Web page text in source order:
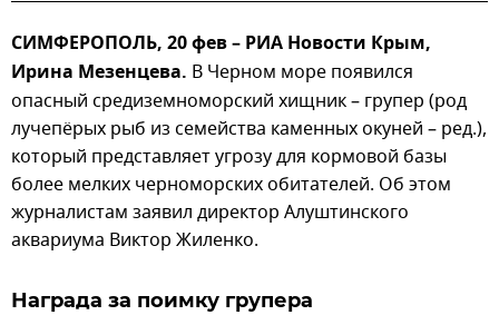
СИМФЕРОПОЛЬ, 20 фев – РИА Новости Крым,
Ирина Мезенцева. В Черном море появился
опасный средиземноморский хищник – групер (род
лучепёрых рыб из семейства каменных окуней – ред.),
который представляет угрозу для кормовой базы
более мелких черноморских обитателей. Об этом
журналистам заявил директор Алуштинского
аквариума Виктор Жиленко.
Награда за поимку групера